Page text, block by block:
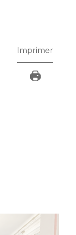
Imprimer